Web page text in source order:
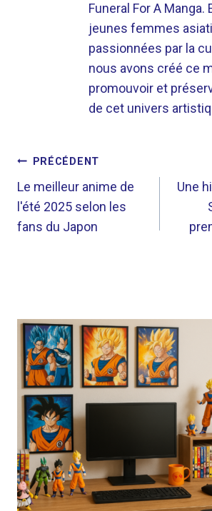
Funeral For A Manga.
jeunes femmes
passionnées par la
nous avons créé ce
promouvoir et
de cet univers
NAVIGATION
DE
L’ARTICLE
PRÉCÉDENT
Le meilleur anime de
l'été 2025 selon les
fans du Japon
Une